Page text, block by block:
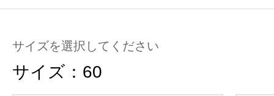
サイズを選択してください
サイズ： 60